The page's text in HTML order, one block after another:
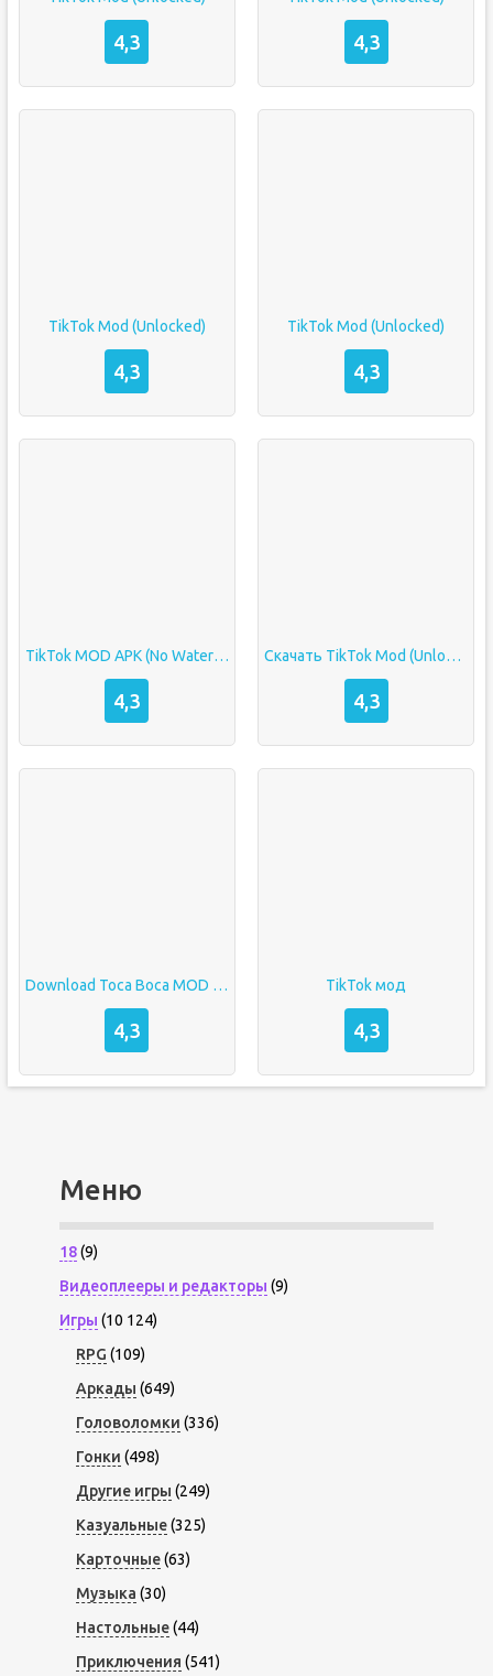
4,3 4,3
TikTok Mod (Unlocked)
4,3
TikTok Mod (Unlocked)
4,3
TikTok MOD APK (No Watermark / All-Region Unlocked)
4,3
Скачать TikTok Mod (Unlocked) на андроид бесплатно
4,3
Download Toca Boca MOD APK v1.66 (All Unlocked, Building Unlocked)
4,3
TikTok мод
4,3
Меню
18(9)
Видеоплееры и редакторы (9)
Игры (10 124)
RPG (109)
Аркады (649)
Головоломки (336)
Гонки (498)
Другие игры (249)
Казуальные(325)
Карточные(63)
Музыка (30)
Настольные(44)
Приключения (541)